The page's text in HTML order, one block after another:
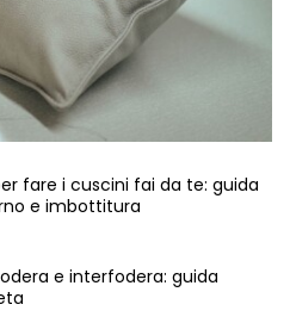
fare i cuscini fai da te: guida
e imbottitura
e interfodera: guida